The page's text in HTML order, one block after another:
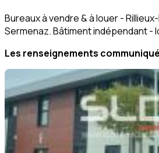
Bureaux à vendre & à louer -
Sermenaz. Bâtiment indépendant -
Les renseignements